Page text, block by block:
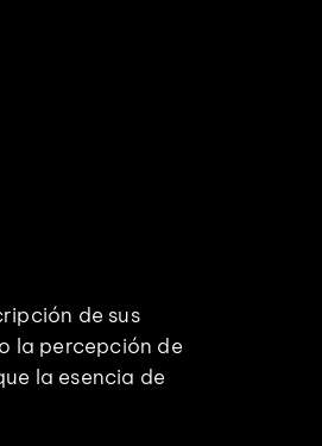
de sus
la percepción de
la esencia de